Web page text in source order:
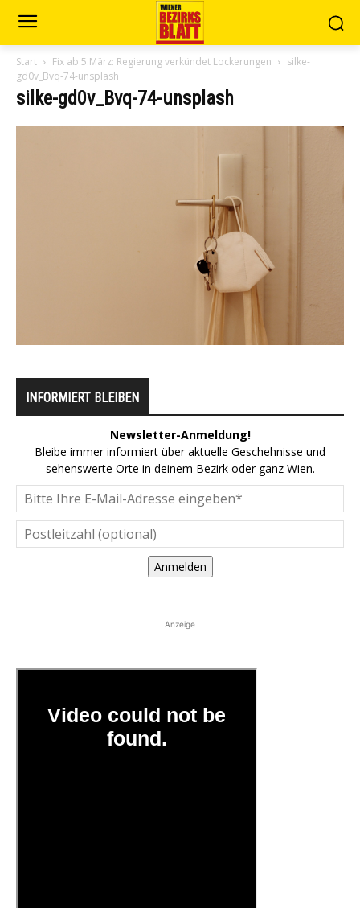
Start Fix ab 5.März: Regierung verkündet Lockerungen
silke-
gd0v_Bvq-74-unsplash
silke-gd0v_Bvq-74-unsplash
INFORMIERT BLEIBEN
Newsletter-Anmeldung!
Bleibe immer informiert über aktuelle Geschehnisse und
sehenswerte Orte in deinem Bezirk oder ganz Wien.
Anmelden
Anzeige